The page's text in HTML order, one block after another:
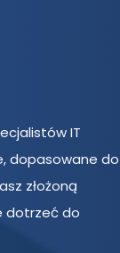
IT
dopasowane do
złożoną
dotrzeć do